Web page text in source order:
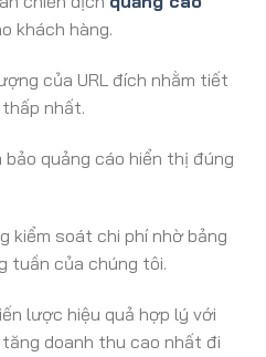
khách hàng.
của URL đích nhằm tiết
nhất.
bảo quảng cáo hiển thị đúng
kiểm soát chi phí nhờ bảng
tuần của chúng tôi.
lược hiệu quả hợp lý với
doanh thu cao nhất đi